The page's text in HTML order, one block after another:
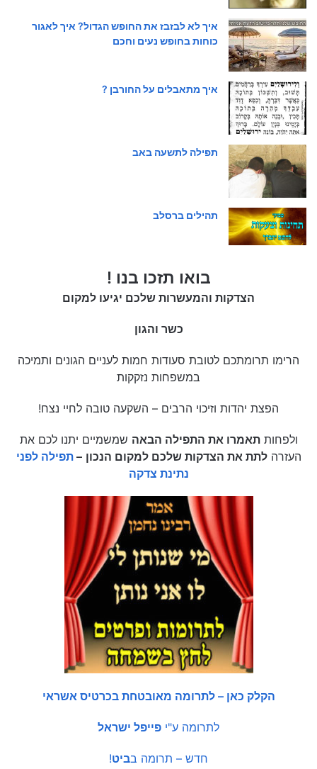
איך לא לבזבז את החופש הגדול? איך לאגור
כוחות בחופש נעים וחכם
איך מתאבלים על החורבן ?
תפילה לתשעה באב
תהילים ברסלב
בואו תזכו בנו !
הצדקות והמעשרות שלכם יגיעו למקום
כשר והגון
הרימו תרומתכם לטובת סעודות חמות לעניים הגונים ותמיכה
במשפחות נזקקות
הפצת יהדות וזיכוי הרבים – השקעה טובה לחיי נצח!
ולפחותתאמרו את התפילה הבאה שמשמיים יתנו לכם את
העזרהלתת את הצדקות שלכם למקום הנכון –תפילה לפני
נתינת צדקה
הקלק כאן – לתרומה מאובטחת בכרטיס אשראי
לתרומה ע"י פייפל ישראל
חדש – תרומה בביט!